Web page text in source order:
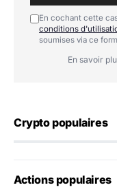
En cochant cette
conditions
soumises via ce
En savoir
Crypto populaires
Actions populaires